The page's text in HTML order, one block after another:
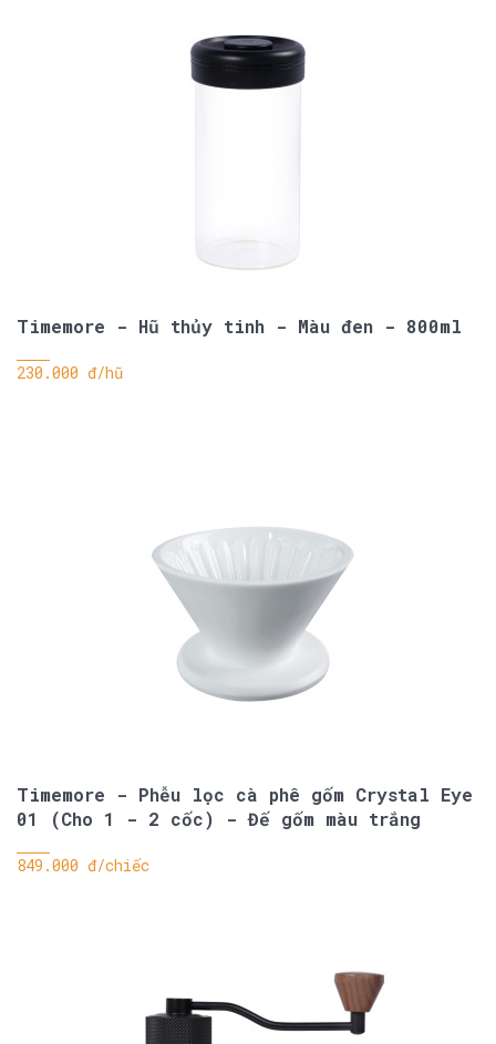
Timemore - Hũ thủy tinh - Màu đen - 800ml
230.000 đ/hũ
Timemore - Phễu lọc cà phê gốm Crystal Eye
01 (Cho 1 - 2 cốc) - Đế gốm màu trắng
849.000 đ/chiếc